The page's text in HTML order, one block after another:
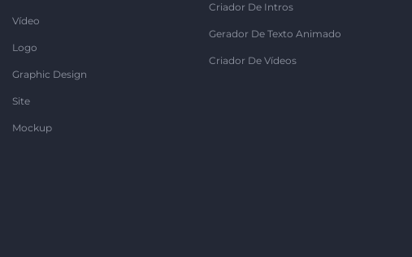
Vídeo
Logo
Graphic Design
Site
Mockup
Criador De Intros
Gerador De Texto Animado
Criador De Vídeos